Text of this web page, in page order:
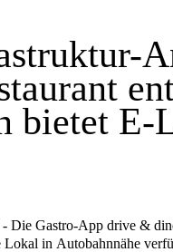
bietet E-
in
dritte Lokal in